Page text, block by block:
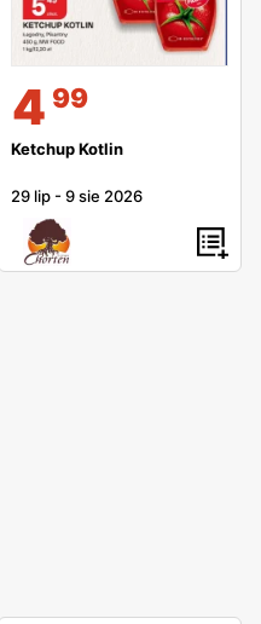
4 99
Ketchup Kotlin
29 lip -9 sie 2026